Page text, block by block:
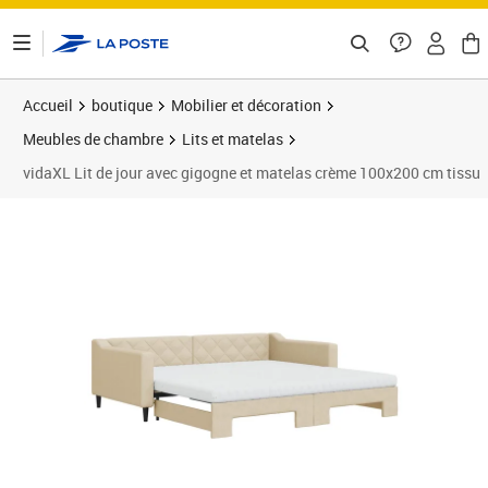
Accueil boutique
Mobilier et décoration
Meubles de chambre
Lits et matelas
vidaXL Lit de jour avec gigogne et matelas crème 100x200 cm tissu